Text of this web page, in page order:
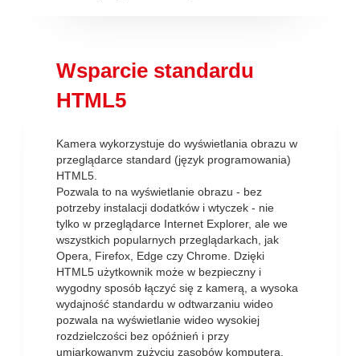
Wsparcie standardu
HTML5
Kamera wykorzystuje do wyświetlania obrazu w
przeglądarce standard (język programowania)
HTML5.
Pozwala to na wyświetlanie obrazu - bez
potrzeby instalacji dodatków i wtyczek - nie
tylko w przeglądarce Internet Explorer, ale we
wszystkich popularnych przeglądarkach, jak
Opera, Firefox, Edge czy Chrome. Dzięki
HTML5 użytkownik może w bezpieczny i
wygodny sposób łączyć się z kamerą, a wysoka
wydajność standardu w odtwarzaniu wideo
pozwala na wyświetlanie wideo wysokiej
rozdzielczości bez opóźnień i przy
umiarkowanym zużyciu zasobów komputera.